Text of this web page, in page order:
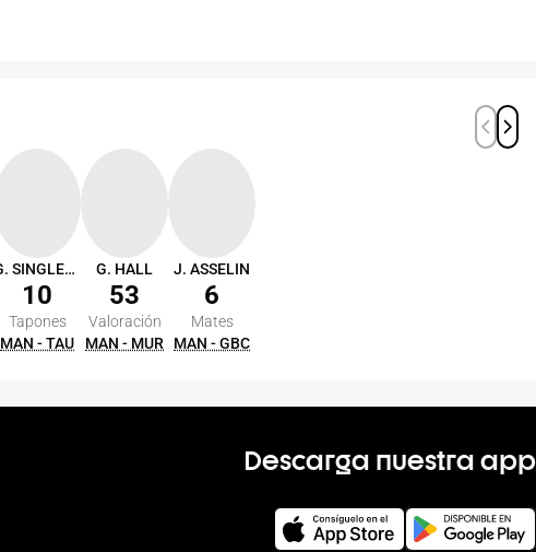
G. SINGLETON
10
Tapones
MAN - TAU
G. HALL
53
Valoración
MAN - MUR
J. ASSELIN
6
Mates
MAN - GBC
Descarga nuestra app